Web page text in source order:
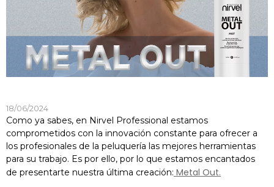
18/06/2024
Como ya sabes, en Nirvel Professional estamos
comprometidos con la innovación constante para ofrecer a
los profesionales de la peluquería las mejores herramientas
para su trabajo. Es por ello, por lo que estamos encantados
de presentarte nuestra última creación: Metal Out.